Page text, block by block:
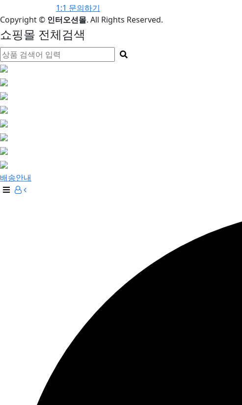
1:1 문의하기
Copyright© 인터오션몰. All Rights Reserved.
쇼핑몰 전체검색
배송안내